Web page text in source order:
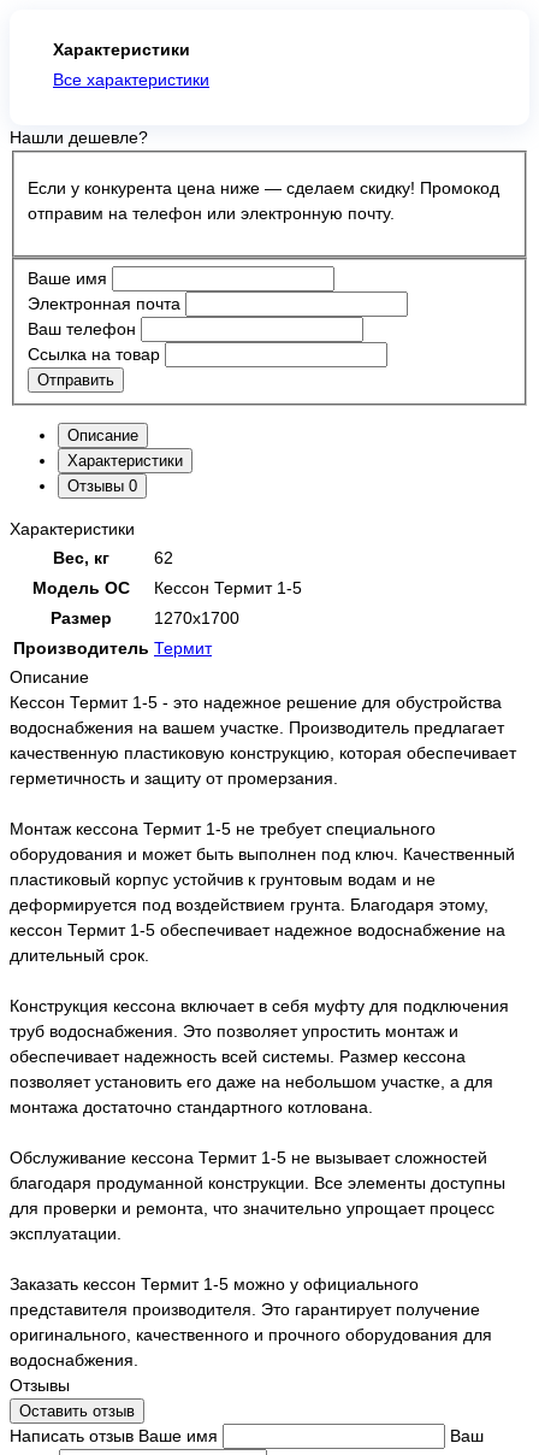
Характеристики
Все характеристики
Нашли дешевле?
Если у конкурента цена ниже — сделаем скидку! Промокод
отправим на телефон или электронную почту.
Ваше имя
Электронная почта
Ваш телефон
Ссылка на товар
Отправить
Описание
Характеристики
Отзывы 0
Характеристики
Вес, кг
62
Модель ОС
Кессон Термит 1-5
Размер
1270х1700
Производитель Термит
Описание
Кессон Термит 1-5 - это надежное решение для обустройства
водоснабжения на вашем участке. Производитель предлагает
качественную пластиковую конструкцию, которая обеспечивает
герметичность и защиту от промерзания.
Монтаж кессона Термит 1-5 не требует специального
оборудования и может быть выполнен под ключ. Качественный
пластиковый корпус устойчив к грунтовым водам и не
деформируется под воздействием грунта. Благодаря этому,
кессон Термит 1-5 обеспечивает надежное водоснабжение на
длительный срок.
Конструкция кессона включает в себя муфту для подключения
труб водоснабжения. Это позволяет упростить монтаж и
обеспечивает надежность всей системы. Размер кессона
позволяет установить его даже на небольшом участке, а для
монтажа достаточно стандартного котлована.
Обслуживание кессона Термит 1-5 не вызывает сложностей
благодаря продуманной конструкции. Все элементы доступны
для проверки и ремонта, что значительно упрощает процесс
эксплуатации.
Заказать кессон Термит 1-5 можно у официального
представителя производителя. Это гарантирует получение
оригинального, качественного и прочного оборудования для
водоснабжения.
Отзывы
Оставить отзыв
Написать отзыв Ваше имя Ваш